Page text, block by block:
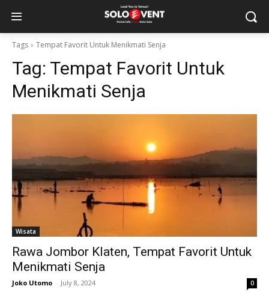
Tags Tempat Favorit Untuk Menikmati Senja
Tag: Tempat Favorit Untuk
Menikmati Senja
Wisata
Rawa Jombor Klaten, Tempat Favorit Untuk
Menikmati Senja
Joko Utomo - July 8, 2024 0